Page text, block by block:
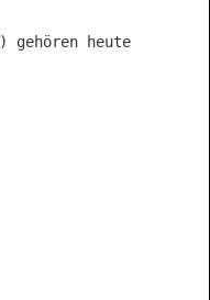
) gehören heute